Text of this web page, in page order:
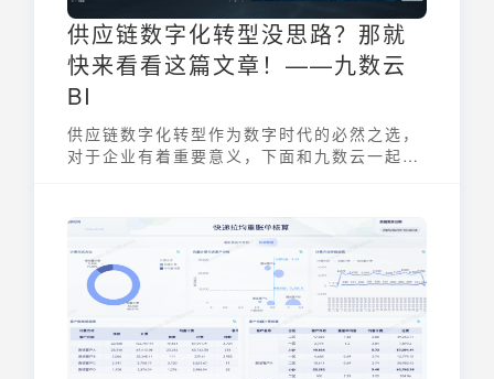
供应链数字化转型没思路？那就
快来看看这篇文章！——九数云
BI
供应链数字化转型作为数字时代的必然之选，
对于企业有着重要意义，下面和九数云一起来